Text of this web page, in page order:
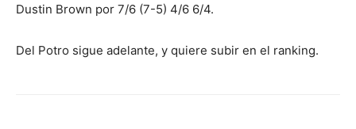
Dustin Brown por 7/6 (7-5) 4/6 6/4.
Del Potro sigue adelante, y quiere subir en el ranking.